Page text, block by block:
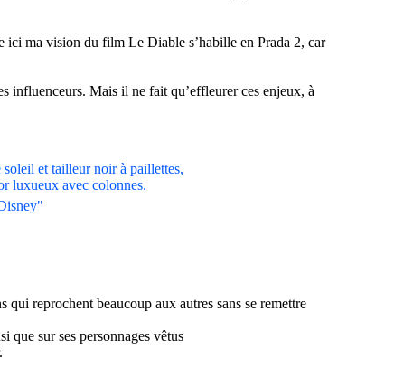
ici ma vision du film Le Diable s’habille en Prada 2, car
influenceurs. Mais il ne fait qu’effleurer ces enjeux, à
qui reprochent beaucoup aux autres sans se remettre
sur ses personnages vêtus